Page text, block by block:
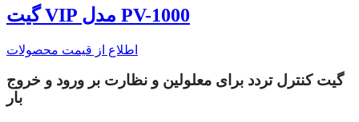
گیت VIP مدل PV-1000
اطلاع از قیمت محصولات
گیت کنترل تردد برای معلولین و نظارت بر ورود و خروج
بار